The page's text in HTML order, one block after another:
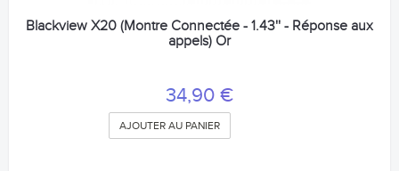
Blackview X20 (Montre Connectée - 1.43'' - Réponse aux
appels) Or
34,90 €
AJOUTER AU PANIER